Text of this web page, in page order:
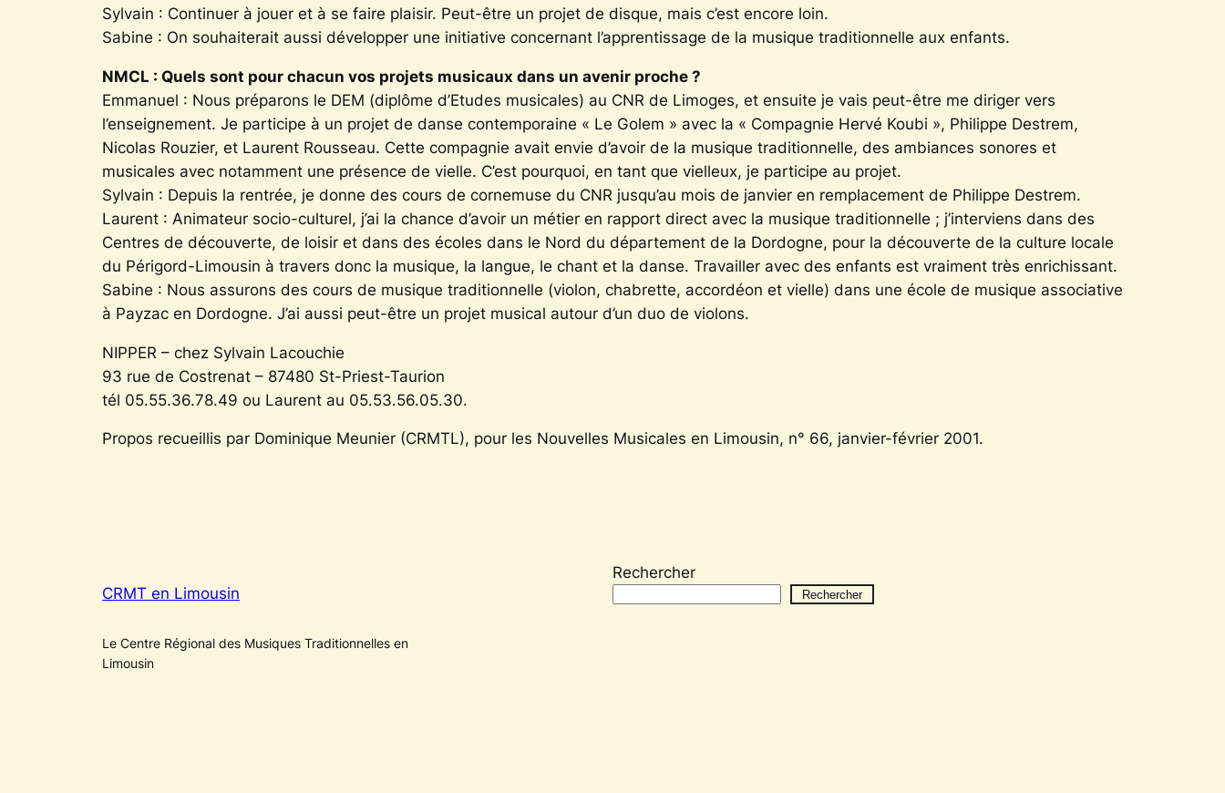
Sylvain : Continuer à jouer et à se faire plaisir. Peut-être un projet de disque, mais c’est encore loin.
Sabine : On souhaiterait aussi développer une initiative concernant l’apprentissage de la musique traditionnelle aux enfants.
NMCL : Quels sont pour chacun vos projets musicaux dans un avenir proche ?
Emmanuel : Nous préparons le DEM (diplôme d’Etudes musicales) au CNR de Limoges, et ensuite je vais peut-être me diriger vers
l’enseignement. Je participe à un projet de danse contemporaine « Le Golem » avec la « Compagnie Hervé Koubi », Philippe Destrem,
Nicolas Rouzier, et Laurent Rousseau. Cette compagnie avait envie d’avoir de la musique traditionnelle, des ambiances sonores et
musicales avec notamment une présence de vielle. C’est pourquoi, en tant que vielleux, je participe au projet.
Sylvain : Depuis la rentrée, je donne des cours de cornemuse du CNR jusqu’au mois de janvier en remplacement de Philippe Destrem.
Laurent : Animateur socio-culturel, j’ai la chance d’avoir un métier en rapport direct avec la musique traditionnelle ; j’interviens dans des
Centres de découverte, de loisir et dans des écoles dans le Nord du département de la Dordogne, pour la découverte de la culture locale
du Périgord-Limousin à travers donc la musique, la langue, le chant et la danse. Travailler avec des enfants est vraiment très enrichissant.
Sabine : Nous assurons des cours de musique traditionnelle (violon, chabrette, accordéon et vielle) dans une école de musique associative
à Payzac en Dordogne. J’ai aussi peut-être un projet musical autour d’un duo de violons.
NIPPER – chez Sylvain Lacouchie
93 rue de Costrenat – 87480 St-Priest-Taurion
tél 05.55.36.78.49 ou Laurent au 05.53.56.05.30.
Propos recueillis par Dominique Meunier (CRMTL), pour les Nouvelles Musicales en Limousin, n° 66, janvier-février 2001.
CRMT en Limousin
Le Centre Régional des Musiques Traditionnelles en
Limousin
Rechercher
Rechercher